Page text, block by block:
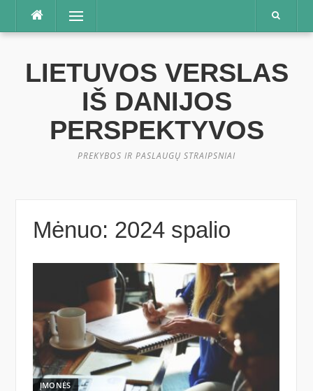
Praleisti
Meniu
LIETUVOS VERSLAS
IŠ DANIJOS
PERSPEKTYVOS
PREKYBOS IR PASLAUGŲ STRAIPSNIAI
Mėnuo: 2024 spalio
ĮMONĖS